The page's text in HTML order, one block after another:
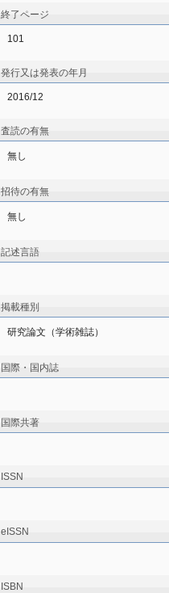
終了ページ
101
発行又は発表の年月
2016/12
査読の有無
無し
招待の有無
無し
記述言語
掲載種別
研究論文（学術雑誌）
国際・国内誌
国際共著
ISSN
eISSN
ISBN